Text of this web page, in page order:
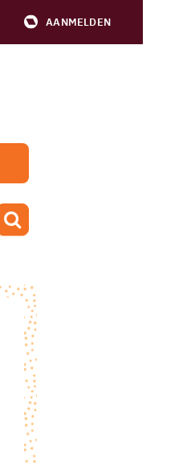
AANMELDEN